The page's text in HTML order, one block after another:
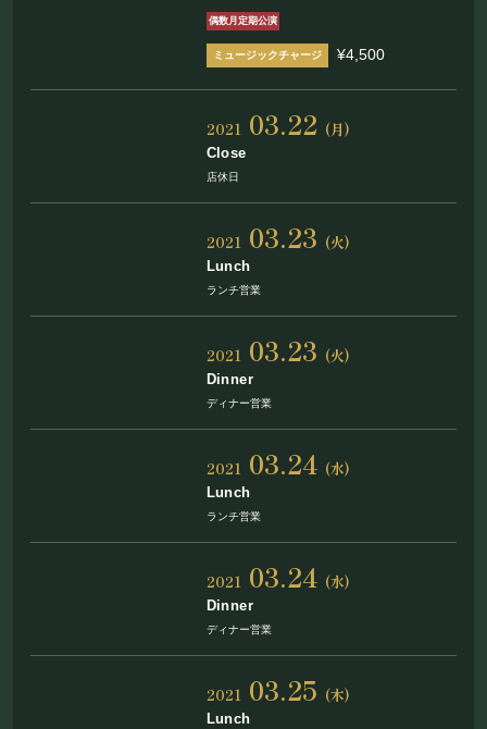
Vol.30
偶数月定期公演
¥4,500
2021 03.22 (月)
Close
店休日
2021 03.23 (火)
Lunch
ランチ営業
2021 03.23 (火)
Dinner
ディナー営業
2021 03.24 (水)
Lunch
ランチ営業
2021 03.24 (水)
Dinner
ディナー営業
2021 03.25 (木)
Lunch